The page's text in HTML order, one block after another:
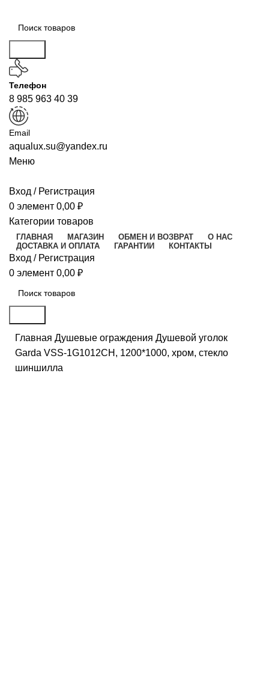
Телефон
8 985 963 40 39
Email
aqualux.su@yandex.ru
Меню
Вход / Регистрация
0 элемент 0,00 ₽
Категории товаров
ГЛАВНАЯ МАГАЗИН ОБМЕН И ВОЗВРАТ
О НАС
ДОСТАВКА И ОПЛАТА
ГАРАНТИИ КОНТАКТЫ
Вход / Регистрация
0 элемент 0,00 ₽
Главная Душевые ограждения Душевой уголок
Garda VSS-1G1012CH, 1200*1000, хром, стекло
шиншилла